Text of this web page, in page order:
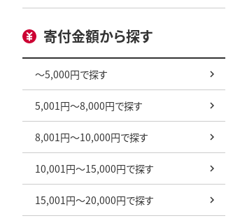
寄付金額から探す
～5,000円で探す
5,001円～8,000円で探す
8,001円～10,000円で探す
10,001円～15,000円で探す
15,001円～20,000円で探す